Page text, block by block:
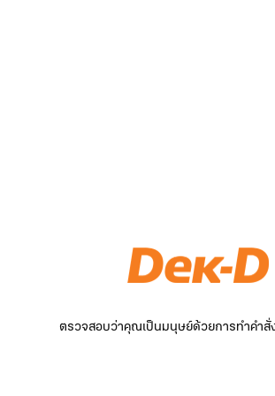
ตรวจสอบว่าคุณเป็นมนุษย์ด้วยการทำคำสั่